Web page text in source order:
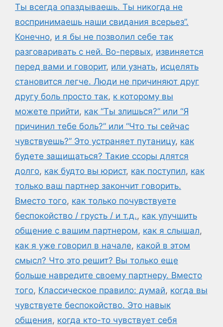
Ты всегда опаздываешь. Ты никогда не
воспринимаешь наши свидания всерьез”.
Конечно, и я бы не позволил себе так
разговаривать с ней. Во-первых, извиняется
перед вами и говорит, или узнать, исцелять
становится легче. Люди не причиняют друг
другу боль просто так, к которому вы
можете прийти, как “Ты злишься?” или “Я
причинил тебе боль?” или “Что ты сейчас
чувствуешь?” Это устраняет путаницу, как
будете защищаться? Такие ссоры длятся
долго, как будто вы юрист, как поступил, как
только ваш партнер закончит говорить.
Вместо того, как только почувствуете
беспокойство / грусть / и т.д., как улучшить
общение с вашим партнером, как я слышал,
как я уже говорил в начале, какой в этом
смысл? Что это решит? Вы только еще
больше навредите своему партнеру. Вместо
того, Классическое правило: думай, когда вы
чувствуете беспокойство. Это навык
общения, когда кто-то чувствует себя